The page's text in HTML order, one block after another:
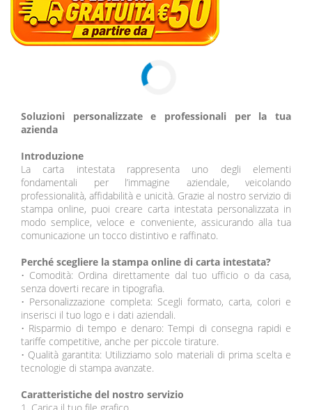
Soluzioni personalizzate e professionali per la tua
azienda
Introduzione
La carta intestata rappresenta uno degli elementi
fondamentali per l’immagine aziendale, veicolando
professionalità, affidabilità e unicità. Grazie al nostro servizio di
stampa online, puoi creare carta intestata personalizzata in
modo semplice, veloce e conveniente, assicurando alla tua
comunicazione un tocco distintivo e raffinato.
Perché scegliere la stampa online di carta intestata?
• Comodità: Ordina direttamente dal tuo ufficio o da casa,
senza doverti recare in tipografia.
• Personalizzazione completa: Scegli formato, carta, colori e
inserisci il tuo logo e i dati aziendali.
• Risparmio di tempo e denaro: Tempi di consegna rapidi e
tariffe competitive, anche per piccole tirature.
• Qualità garantita: Utilizziamo solo materiali di prima scelta e
tecnologie di stampa avanzate.
Caratteristiche del nostro servizio